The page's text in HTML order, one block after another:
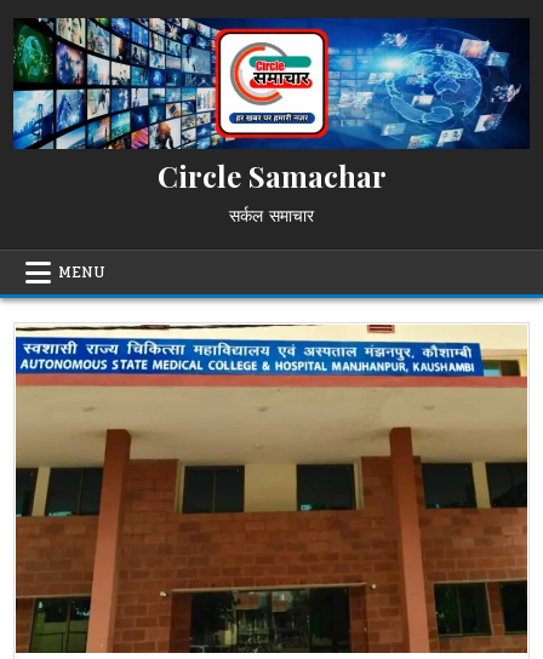
to
content
Circle Samachar
सर्कल समाचार
MENU